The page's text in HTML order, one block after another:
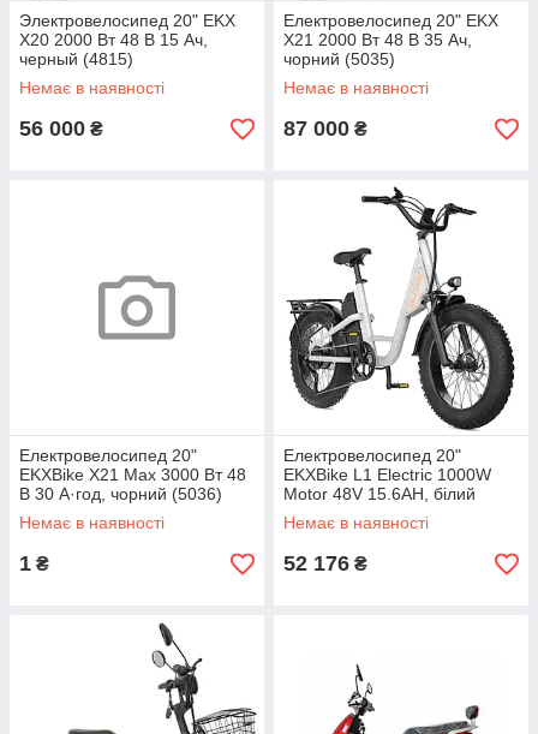
Электровелосипед 20" EKX
X20 2000 Вт 48 В 15 Ач,
черный (4815)
Немає в наявності
56 000 ₴
Електровелосипед 20" EKX
X21 2000 Вт 48 В 35 Ач,
чорний (5035)
Немає в наявності
87 000 ₴
Електровелосипед 20"
EKXBike X21 Max 3000 Вт 48
В 30 А·год, чорний (5036)
Немає в наявності
1 ₴
Електровелосипед 20"
EKXBike L1 Electric 1000W
Motor 48V 15.6AH, білий
(L4856)
Немає в наявності
52 176 ₴